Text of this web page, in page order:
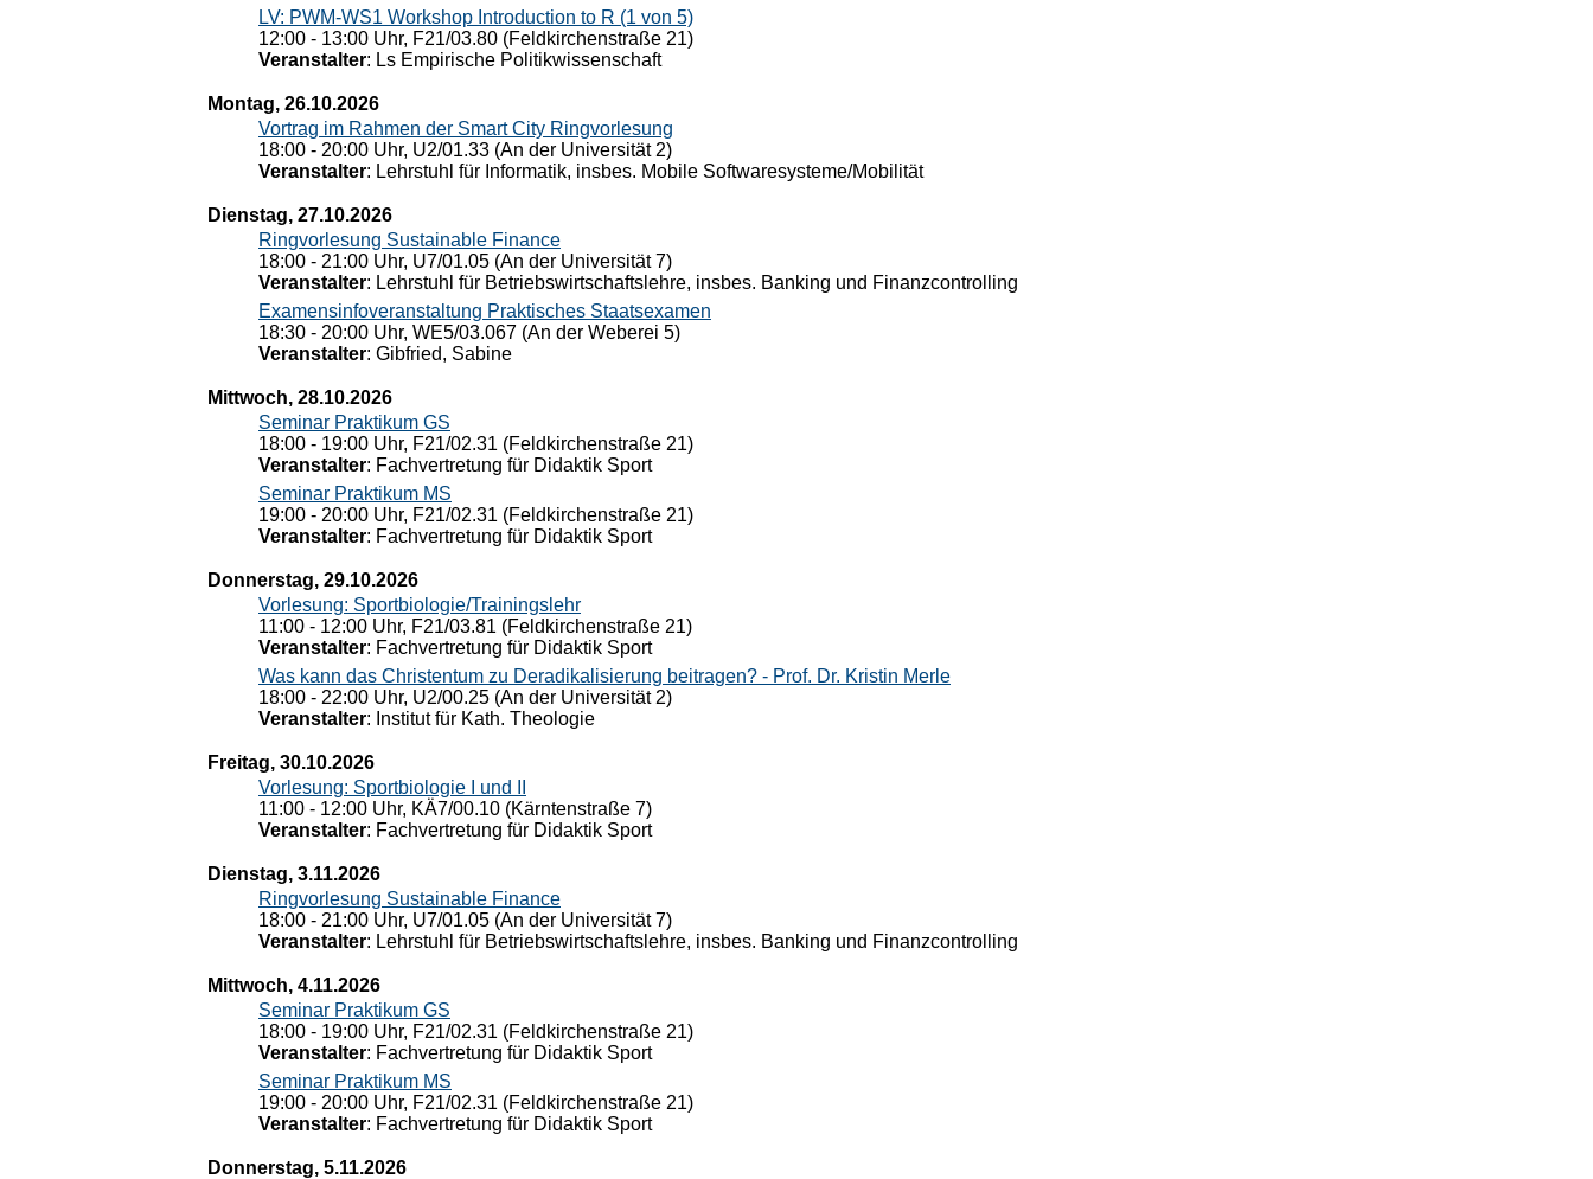
LV: PWM-WS1 Workshop Introduction to R (1 von 5)
12:00 - 13:00 Uhr, F21/03.80 (Feldkirchenstraße 21)
Veranstalter: Ls Empirische Politikwissenschaft
Montag, 26.10.2026
Vortrag im Rahmen der Smart City Ringvorlesung
18:00 - 20:00 Uhr, U2/01.33 (An der Universität 2)
Veranstalter: Lehrstuhl für Informatik, insbes. Mobile Softwaresysteme/Mobilität
Dienstag, 27.10.2026
Ringvorlesung Sustainable Finance
18:00 - 21:00 Uhr, U7/01.05 (An der Universität 7)
Veranstalter: Lehrstuhl für Betriebswirtschaftslehre, insbes. Banking und Finanzcontrolling
Examensinfoveranstaltung Praktisches Staatsexamen
18:30 - 20:00 Uhr, WE5/03.067 (An der Weberei 5)
Veranstalter: Gibfried, Sabine
Mittwoch, 28.10.2026
Seminar Praktikum GS
18:00 - 19:00 Uhr, F21/02.31 (Feldkirchenstraße 21)
Veranstalter: Fachvertretung für Didaktik Sport
Seminar Praktikum MS
19:00 - 20:00 Uhr, F21/02.31 (Feldkirchenstraße 21)
Veranstalter: Fachvertretung für Didaktik Sport
Donnerstag, 29.10.2026
Vorlesung: Sportbiologie/Trainingslehr
11:00 - 12:00 Uhr, F21/03.81 (Feldkirchenstraße 21)
Veranstalter: Fachvertretung für Didaktik Sport
Was kann das Christentum zu Deradikalisierung beitragen? - Prof. Dr. Kristin Merle
18:00 - 22:00 Uhr, U2/00.25 (An der Universität 2)
Veranstalter: Institut für Kath. Theologie
Freitag, 30.10.2026
Vorlesung: Sportbiologie I und II
11:00 - 12:00 Uhr, KÄ7/00.10 (Kärntenstraße 7)
Veranstalter: Fachvertretung für Didaktik Sport
Dienstag, 3.11.2026
Ringvorlesung Sustainable Finance
18:00 - 21:00 Uhr, U7/01.05 (An der Universität 7)
Veranstalter: Lehrstuhl für Betriebswirtschaftslehre, insbes. Banking und Finanzcontrolling
Mittwoch, 4.11.2026
Seminar Praktikum GS
18:00 - 19:00 Uhr, F21/02.31 (Feldkirchenstraße 21)
Veranstalter: Fachvertretung für Didaktik Sport
Seminar Praktikum MS
19:00 - 20:00 Uhr, F21/02.31 (Feldkirchenstraße 21)
Veranstalter: Fachvertretung für Didaktik Sport
Donnerstag, 5.11.2026